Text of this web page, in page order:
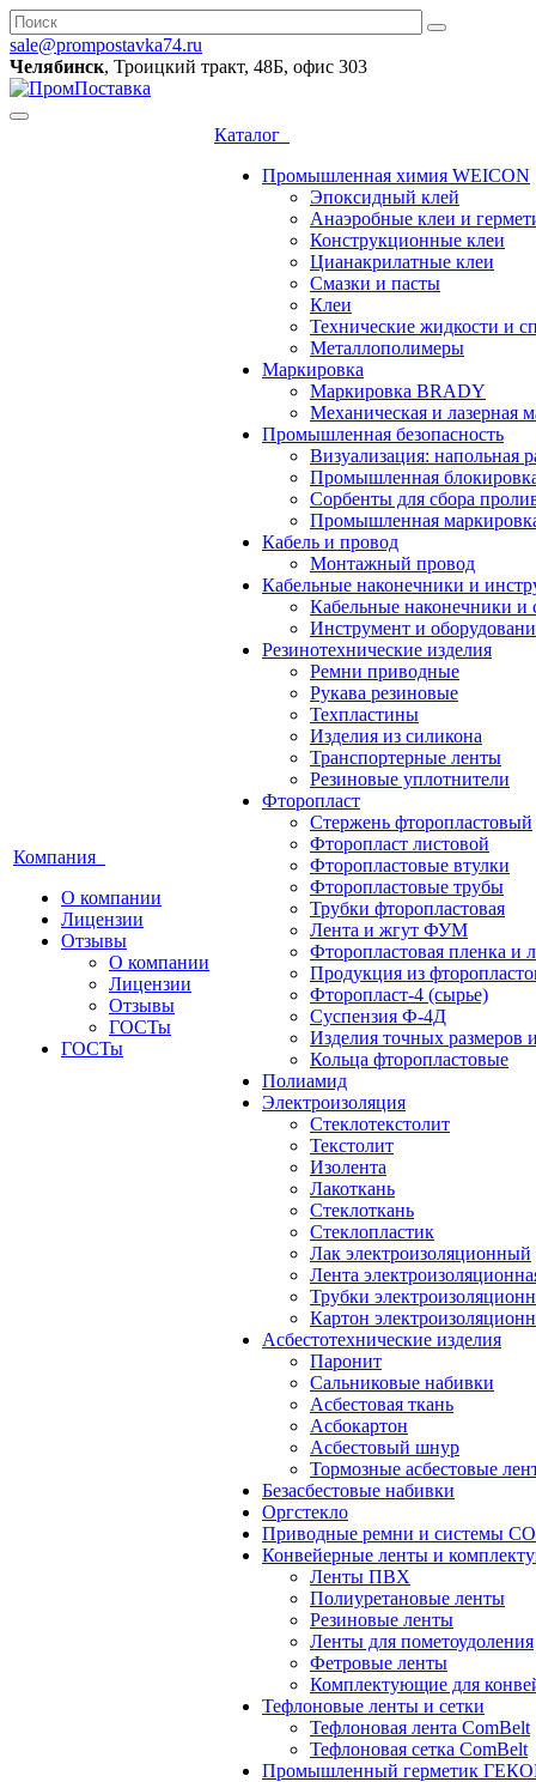
sale@prompostavka74.ru
Челябинск, Троицкий тракт, 48Б, офис 303
Компания
О компании
Лицензии
Отзывы
О компании
Лицензии
Отзывы
ГОСТы
ГОСТы
Каталог
Промышленная химия WEICON
Эпоксидный клей
Анаэробные клеи и
Конструкционные клеи
Цианакрилатные клеи
Смазки и пасты
Клеи
Технические жидкости и
Металлополимеры
Маркировка
Маркировка BRADY
Механическая и лазерная
Промышленная безопасность
Визуализация: напольная
Промышленная
Сорбенты для сбора
Промышленная
Кабель и провод
Монтажный провод
Кабельные наконечники и
Кабельные наконечники и
Инструмент и
Резинотехнические изделия
Ремни приводные
Рукава резиновые
Техпластины
Изделия из силикона
Транспортерные ленты
Резиновые уплотнители
Фторопласт
Стержень фторопластовый
Фторопласт листовой
Фторопластовые втулки
Фторопластовые трубы
Трубки фторопластовая
Лента и жгут ФУМ
Фторопластовая пленка и
Продукция из
Фторопласт-4 (сырье)
Суспензия Ф-4Д
Изделия точных размеров
Кольца фторопластовые
Полиамид
Электроизоляция
Стеклотекстолит
Текстолит
Изолента
Лакоткань
Стеклоткань
Стеклопластик
Лак электроизоляционный
Лента
Трубки
Картон
Асбестотехнические изделия
Паронит
Сальниковые набивки
Асбестовая ткань
Асбокартон
Асбестовый шнур
Тормозные асбестовые
Безасбестовые набивки
Оргстекло
Приводные ремни и системы
Конвейерные ленты и
Ленты ПВХ
Полиуретановые ленты
Резиновые ленты
Ленты для пометоудоления
Фетровые ленты
Комплектующие для
Тефлоновые ленты и сетки
Тефлоновая лента ComBelt
Тефлоновая сетка ComBelt
Промышленный герметик